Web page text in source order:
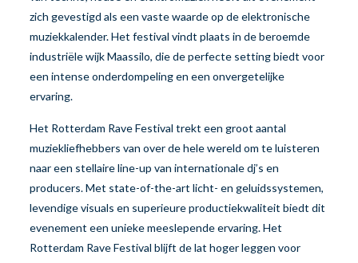
zich gevestigd als een vaste waarde op de elektronische
muziekkalender. Het festival vindt plaats in de beroemde
industriële wijk Maassilo, die de perfecte setting biedt voor
een intense onderdompeling en een onvergetelijke
ervaring.
Het Rotterdam Rave Festival trekt een groot aantal
muziekliefhebbers van over de hele wereld om te luisteren
naar een stellaire line-up van internationale dj’s en
producers. Met state-of-the-art licht- en geluidssystemen,
levendige visuals en superieure productiekwaliteit biedt dit
evenement een unieke meeslepende ervaring. Het
Rotterdam Rave Festival blijft de lat hoger leggen voor